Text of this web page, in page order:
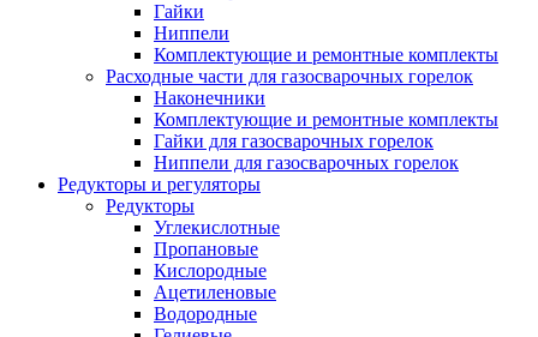
Гайки
Ниппели
Комплектующие и ремонтные комплекты
Расходные части для газосварочных горелок
Наконечники
Комплектующие и ремонтные комплекты
Гайки для газосварочных горелок
Ниппели для газосварочных горелок
Редукторы и регуляторы
Редукторы
Углекислотные
Пропановые
Кислородные
Ацетиленовые
Водородные